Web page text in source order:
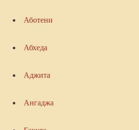
Аботени
Абхеда
Аджита
Ангаджа